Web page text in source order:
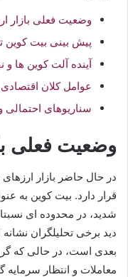
وضعیت فعلی بازار
پیش بینی بیت کوین
آینده آلت کوین ها و
عوامل کلان اقتصادی
سناریوهای احتمالی
وضعیت فعلی
در حال حاضر بازار
قرار دارد. بیت کوین به
شدید، در محدوده ای
دید برخی تحلیلگران
بعدی است، در حالی که
معاملات و انتظار